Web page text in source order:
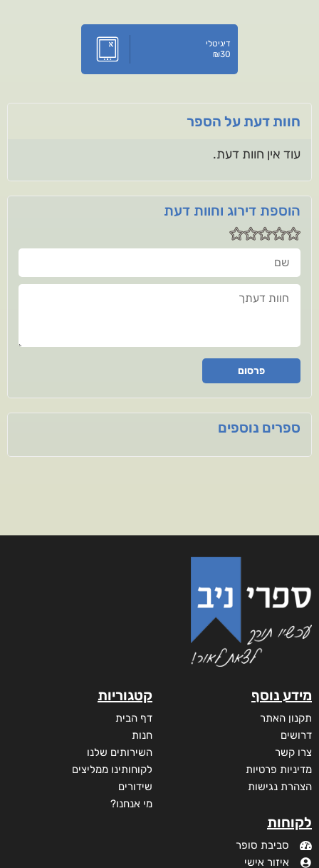
דיגיטלי
₪30
חוות דעת על הספר
עוד אין חוות דעת.
הוספת דירוג וחוות דעת
שם
חוות דעתך
פרסום
ספרים נוספים
מידע נוסף
תקנון האתר
דרושים
צרו קשר
מדיניות פרטיות
הצהרת נגישות
לקוחות
סביבת סופר
איזור אישי
קטגוריות
דף הבית
חנות
השירותים שלנו
לקוחותינו ממליצים
שידורים
מי אנחנו?